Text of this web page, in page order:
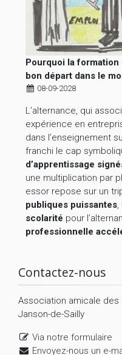
Pourquoi la
bon départ dans le
08-09-2028
L’alternance, qui
expérience en
dans l’enseignement
franchi le cap
d’apprentissage
une multiplication par
essor repose sur un
publiques puissantes,
scolarité pour
professionnelle
Contactez-nous
Association amicale
Janson-de-Sailly
Via notre formulaire
Envoyez-nous un e-